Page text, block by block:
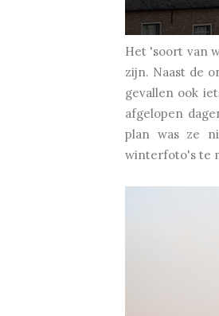
Het 'soort van
zijn. Naast de
gevallen ook
afgelopen
plan was ze
winterfoto's te